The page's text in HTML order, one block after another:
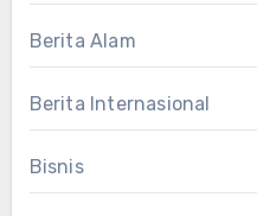
Berita Alam
Berita Internasional
Bisnis